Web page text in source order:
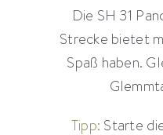
Die SH 31
Strecke bietet
Spaß haben.
Tipp: Starte